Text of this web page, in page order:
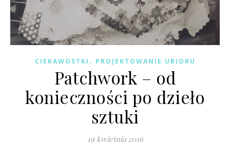
CIEKAWOSTKI , PROJEKTOWANIE UBIORU
Patchwork – od
konieczności po dzieło
sztuki
19 kwietnia 2016